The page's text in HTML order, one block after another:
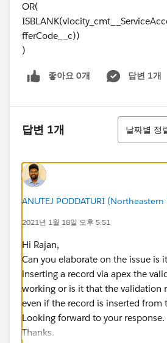
OR(
fferCode__c))
)
좋아요 0개 답변 1개
답변 1개
정렬
날짜별 정
ANUTEJ PODDATURI
2021년 1월 18일 오후 5:51
Hi Rajan,
Can you elaborate on the issue is
inserting a record via apex the
working or is it that the validation
even if the record is inserted from
Looking forward to your response.
Thanks.